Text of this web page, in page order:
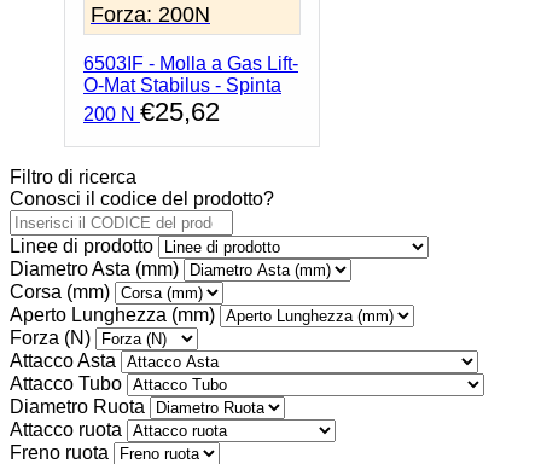
Forza: 200N
6503IF - Molla a Gas Lift-
O-Mat Stabilus - Spinta
200 N €25,62
Filtro di ricerca
Conosci il codice del prodotto?
Linee di prodotto
Diametro Asta (mm)
Corsa (mm)
Aperto Lunghezza (mm)
Forza (N)
Attacco Asta
Attacco Tubo
Diametro Ruota
Attacco ruota
Freno ruota